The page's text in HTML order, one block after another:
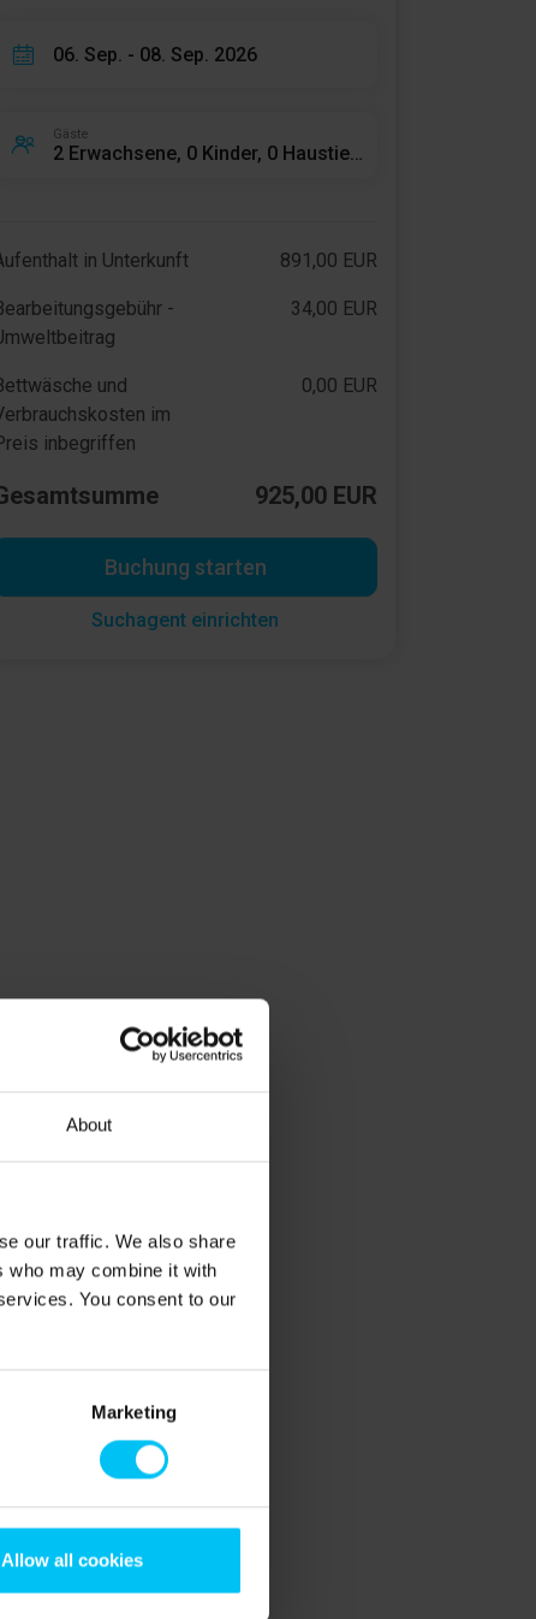
About
our traffic. We also share
who may combine it with
You consent to our
Marketing
Allow all cookies
06. Sep. - 08. Sep. 2026
Gäste
in Unterkunft 891,00 EUR
-
34,00 EUR
und
im
inbegriffen
0,00 EUR
925,00 EUR
Buchung starten
Suchagent einrichten